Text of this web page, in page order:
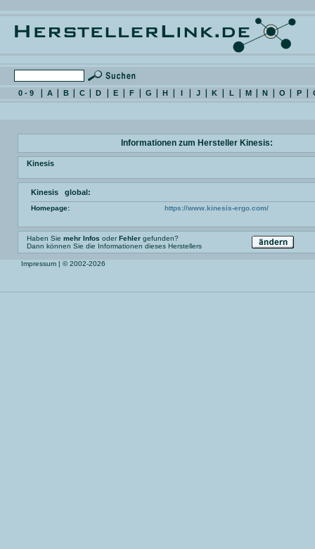
0 - 9 A B C D E F G H I J K L M N O P
Informationen zum Hersteller Kinesis:
Kinesis
Kinesis global:
Homepage: https://www.kinesis-ergo.com/
Haben Sie mehr Infos oderFehler gefunden?
Dann können Sie die Informationen dieses Herstellers
Impressum | © 2002-2026